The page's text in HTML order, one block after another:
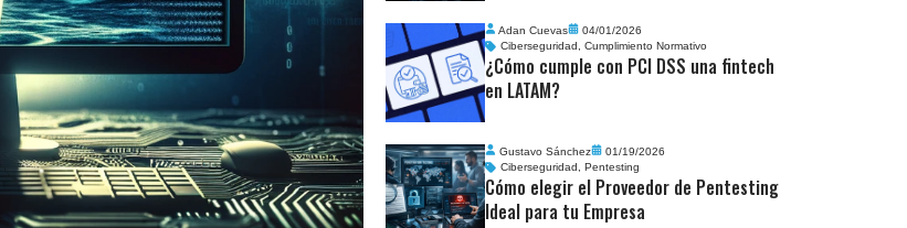
Adan Cuevas
04/01/2026
Ciberseguridad, Cumplimiento Normativo
¿Cómo cumple con PCI DSS una fintech
en LATAM?
Gustavo Sánchez
01/19/2026
Ciberseguridad, Pentesting
Cómo elegir el Proveedor de Pentesting
Ideal para tu Empresa